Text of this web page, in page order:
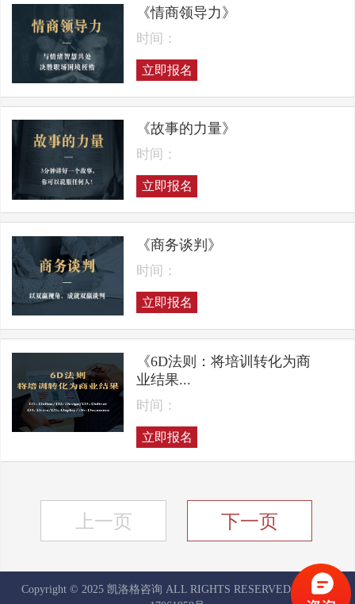
《情商领导力》
时间：
立即报名
《故事的力量》
时间：
立即报名
《商务谈判》
时间：
立即报名
《6D法则：将培训转化为商
业结果...
时间：
立即报名
上一页 下一页
Copyright © 2025 凯洛格咨询 ALL RIGHTS RESERVED
京ICP备